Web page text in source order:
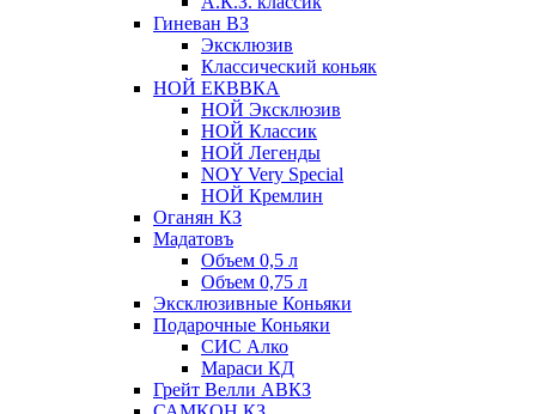
Гиневан ВЗ
Эксклюзив
Классический коньяк
НОЙ ЕКВВКА
НОЙ Эксклюзив
НОЙ Классик
НОЙ Легенды
NOY Very Speсial
НОЙ Кремлин
Оганян КЗ
Мадатовъ
Объем 0,5 л
Объем 0,75 л
Эксклюзивные Коньяки
Подарочные Коньяки
СИС Алко
Мараси КД
Грейт Велли АВКЗ